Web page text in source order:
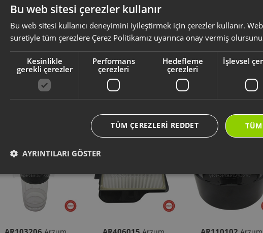
Arzum orijinal aksesuar ve sarf malzemeleri, ürününüzü uzun ömürlü ve
ürününüz için uyumlu olup olmadığını,ürün kodunuz aracılığı ile kontrol
Ürününüz ile ilgili kullanım kılavuzu ve kullanım detayları içinhttps://
ekleyip, yedek parça ve garanti bilgilerine kolayca erişebilirsiniz.
İndirimdekiler Yeni Ürünler
Bu web sitesi çerezler kullanır
Bu web sitesi kullanıcı deneyimini iyileştirmek için çerezler kullanır.
suretiyle tüm çerezlere Çerez Politikamız uyarınca onay vermiş
Kesinlikle
gerekli çerezler
Performans
çerezleri
Hedefleme
çerezleri
İşlevsel
TÜM
TÜM ÇEREZLERI REDDET
AYRINTILARI GÖSTER